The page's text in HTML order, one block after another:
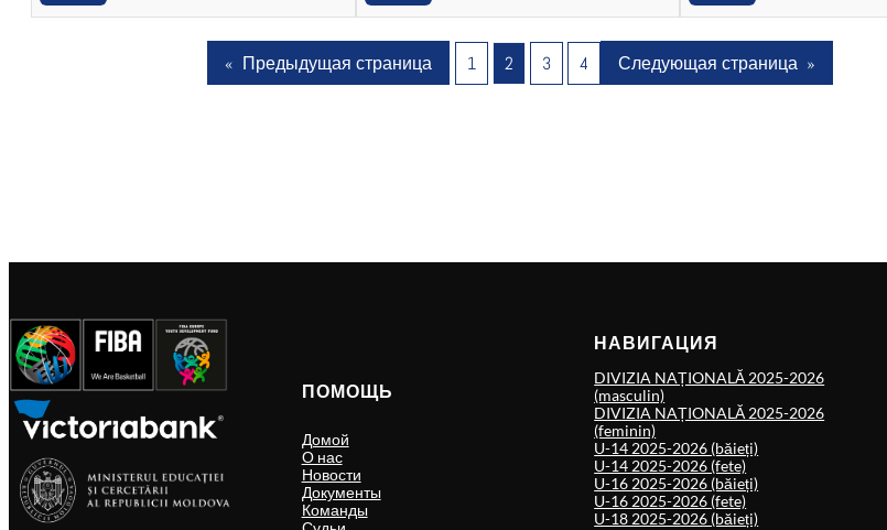
« Предыдущая страница 1 2 3 4 Следующая страница »
ПОМОЩЬ
Домой
О нас
Новости
Документы
Команды
НАВИГАЦИЯ
DIVIZIA NAȚIONALĂ 2025-2026
(masculin)
DIVIZIA NAȚIONALĂ 2025-2026
(feminin)
U-14 2025-2026 (băieți)
U-14 2025-2026 (fete)
U-16 2025-2026 (băieți)
U-16 2025-2026 (fete)
U-18 2025-2026 (băieți)